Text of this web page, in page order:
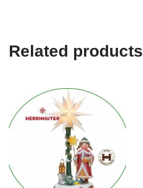
Related products